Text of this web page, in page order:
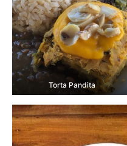
Torta Pandita